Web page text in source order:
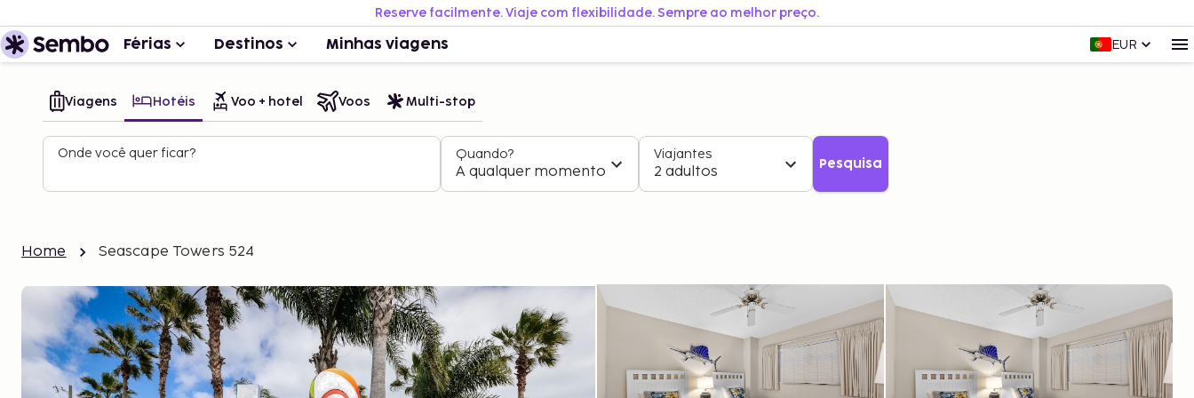
Reserve facilmente. Viaje com flexibilidade. Sempre ao melhor preço.
Férias Destinos Minhas viagens EUR
Viagens Hotéis Voo + hotel Voos Multi-stop
Onde você quer ficar? Quando?
A qualquer momento
Viajantes
2 adultos Pesquisa
Home Seascape Towers 524